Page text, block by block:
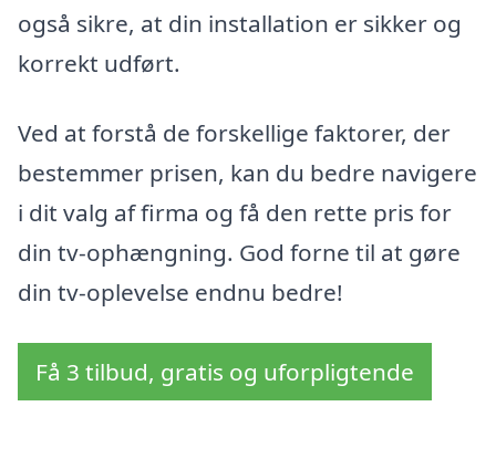
også sikre, at din installation er sikker og
korrekt udført.
Ved at forstå de forskellige faktorer, der
bestemmer prisen, kan du bedre navigere
i dit valg af firma og få den rette pris for
din tv-ophængning. God forne til at gøre
din tv-oplevelse endnu bedre!
Få 3 tilbud, gratis og uforpligtende